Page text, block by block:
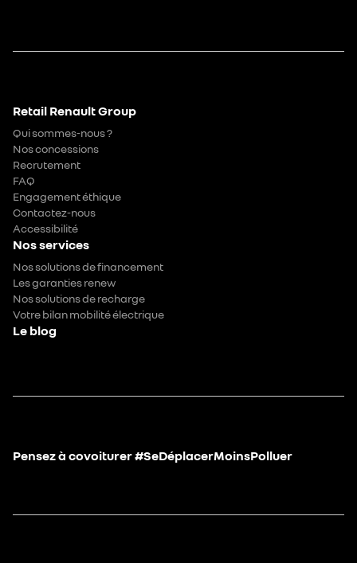
Retail Renault Group
Qui sommes-nous ?
Nos concessions
Recrutement
FAQ
Engagement éthique
Contactez-nous
Accessibilité
Nos services
Nos solutions de financement
Les garanties renew
Nos solutions de recharge
Votre bilan mobilité électrique
Le blog
Pensez à covoiturer #SeDéplacerMoinsPolluer